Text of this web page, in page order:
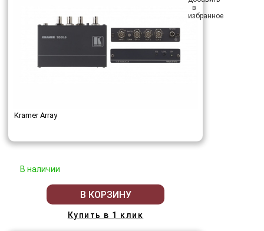
Kramer Array
В наличии
В КОРЗИНУ
Купить в 1 клик